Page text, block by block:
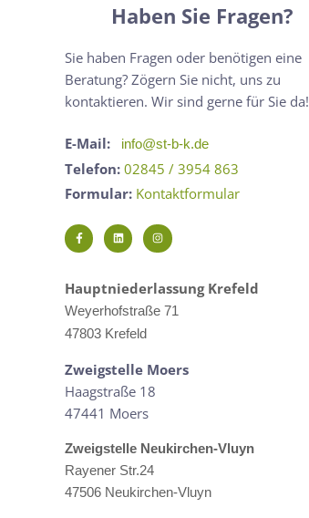
Haben Sie Fragen?
Sie haben Fragen oder benötigen eine
Beratung? Zögern Sie nicht, uns zu
kontaktieren. Wir sind gerne für Sie da!
E-Mail: info@st-b-k.de
Telefon: 02845 / 3954 863
Formular: Kontaktformular
Hauptniederlassung Krefeld
Weyerhofstraße 71
47803 Krefeld
Zweigstelle Moers
Haagstraße 18
47441 Moers
Zweigstelle Neukirchen-Vluyn
Rayener Str.24
47506 Neukirchen-Vluyn